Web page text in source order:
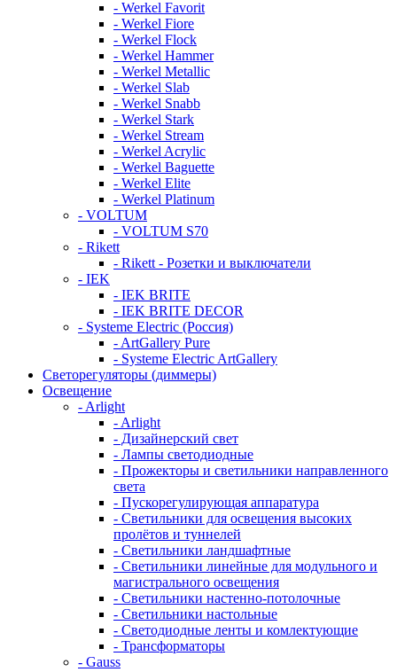
- Werkel Favorit
- Werkel Fiore
- Werkel Flock
- Werkel Hammer
- Werkel Metallic
- Werkel Slab
- Werkel Snabb
- Werkel Stark
- Werkel Stream
- Werkel Acrylic
- Werkel Baguette
- Werkel Elite
- Werkel Platinum
- VOLTUM
- VOLTUM S70
- Rikett
- Rikett - Розетки и выключатели
- IEK
- IEK BRITE
- IEK BRITE DECOR
- Systeme Electric (Россия)
- ArtGallery Pure
- Systeme Electric ArtGallery
Светорегуляторы (диммеры)
Освещение
- Arlight
- Arlight
- Дизайнерский свет
- Лампы светодиодные
- Прожекторы и светильники направленного
света
- Пускорегулирующая аппаратура
- Светильники для освещения высоких
пролётов и туннелей
- Светильники ландшафтные
- Светильники линейные для модульного и
магистрального освещения
- Светильники настенно-потолочные
- Светильники настольные
- Светодиодные ленты и комлектующие
- Трансформаторы
- Gauss